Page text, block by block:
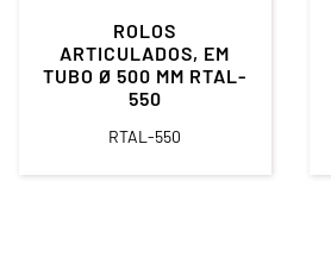
ROLOS
ARTICULADOS, EM
TUBO Ø 500 MM RTAL-
550
RTAL-550